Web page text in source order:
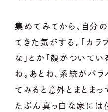
集めてみてから、自分
てきた気がする。「カ
な」とか「顔がついてい
ね。あとね、系統がバ
てみると意外とまとま
たぶん真っ白な家には